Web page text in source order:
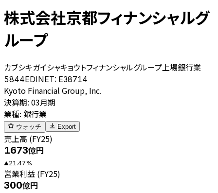
株式会社京都フィナンシャルグ
ループ
カブシキガイシャキョウトフィナンシャルグループ 上場銀行業
5844EDINET: E38714
Kyoto Financial Group, Inc.
決算期: 03月期
業種: 銀行業
ウォッチ Export
売上高 (FY25)
1673億円
▲21.47%
営業利益 (FY25)
300億円